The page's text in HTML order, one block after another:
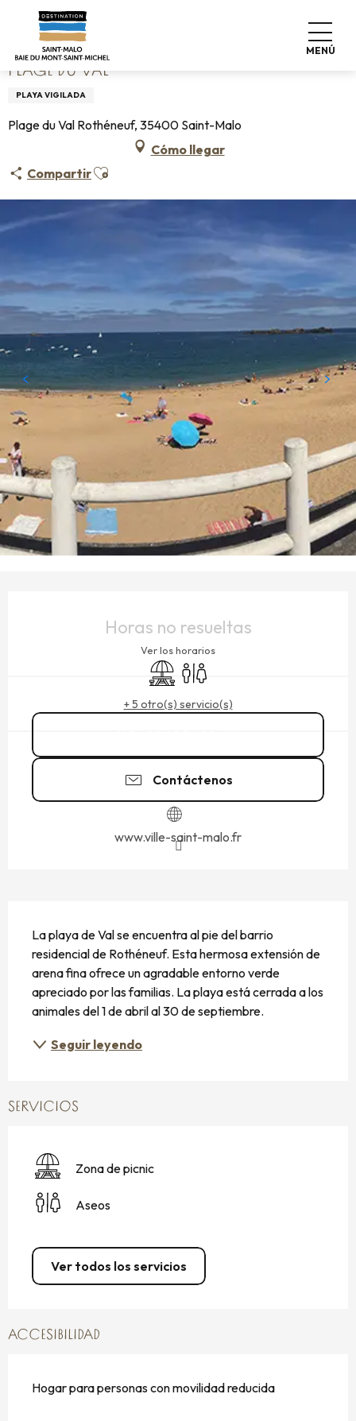
contenu
principal
MENÚ
Home Plage du Val
PLAGE DU VAL
PLAYA VIGILADA
Plage du Val Rothéneuf, 35400 Saint-Malo
Cómo llegar
CompartirAjouter aux favoris
Horas no resueltas
Ver los horarios
Zona de picnic
Aseos
+ 5 otro(s) servicio(s)
Contáctenos
www.ville-saint-malo.fr
La playa de Val se encuentra al pie del barrio
residencial de Rothéneuf. Esta hermosa extensión de
arena fina ofrece un agradable entorno verde
apreciado por las familias. La playa está cerrada a los
animales del 1 de abril al 30 de septiembre.
Seguir leyendo
SERVICIOS
Zona de picnic
Aseos
Ver todos los servicios
ACCESIBILIDAD
Hogar para personas con movilidad reducida